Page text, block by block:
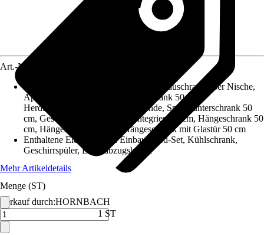
Verkauf durch:HORNBACH
Art.-Nr.
Kühlumbauschrank 88er Nische,
Apothekerschrank, Auszugunterschrank 50 cm,
Herdumbauschrank mit fester Blende, Spülenunterschrank 50
cm, Geschirrspülerblende vollintegriert 60 cm, Hängeschrank 50
cm, Hängeschrank 60 cm, Hängeschrank mit Glastür 50 cm
Enthaltene Elektrogeräte
:Einbau-Herd-Set, Kühlschrank,
Geschirrspüler, Dunstabzugshaube
Mehr Artikeldetails
Menge (ST)
1 ST